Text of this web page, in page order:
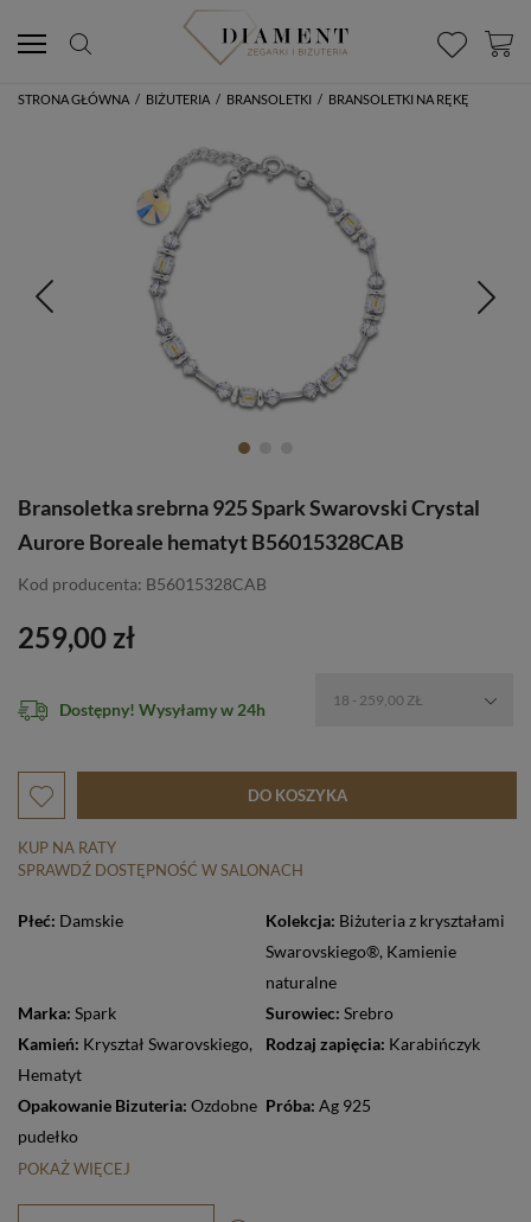
STRONA GŁÓWNA / BIŻUTERIA / BRANSOLETKI / BRANSOLETKI NA RĘKĘ
Bransoletka srebrna 925 Spark Swarovski Crystal
Aurore Boreale hematyt B56015328CAB
Kod producenta: B56015328CAB
259,00 zł
Dostępny! Wysyłamy w 24h 18 - 259,00 ZŁ
DO KOSZYKA
KUP NA RATY
SPRAWDŹ DOSTĘPNOŚĆ W SALONACH
Płeć: Damskie Kolekcja: Biżuteria z kryształami
Swarovskiego®,
naturalne
Marka: Spark Surowiec: Srebro
Kamień: Kryształ Swarovskiego,
Hematyt
Rodzaj zapięcia: Karabińczyk
Opakowanie Bizuteria: Ozdobne
pudełko
Próba: Ag 925
POKAŻ WIĘCEJ